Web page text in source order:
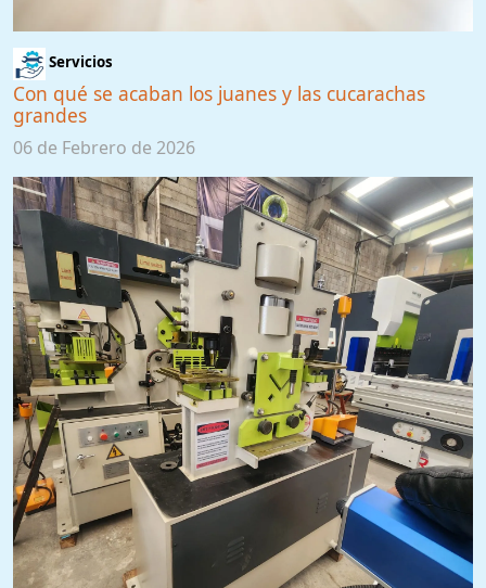
Servicios
Con qué se acaban los juanes y las cucarachas
grandes
06 de Febrero de 2026